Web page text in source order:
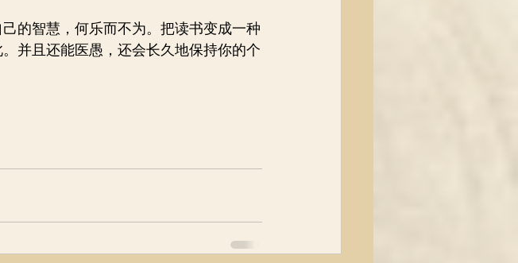
的智慧，何乐而不为。把读书变成一种
并且还能医愚，还会长久地保持你的个